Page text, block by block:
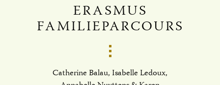
ERASMUS
FAMILIEPARCOURS
Catherine Balau, Isabelle Ledoux,